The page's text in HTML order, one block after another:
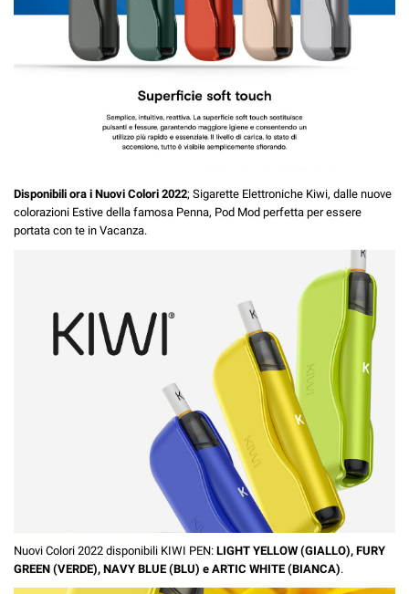
Disponibili ora i Nuovi Colori 2022; Sigarette Elettroniche Kiwi, dalle nuove
colorazioni Estive della famosa Penna, Pod Mod perfetta per essere
portata con te in Vacanza.
Nuovi Colori 2022 disponibili KIWI PEN: LIGHT YELLOW (GIALLO), FURY
GREEN (VERDE), NAVY BLUE (BLU) e ARTIC WHITE (BIANCA).